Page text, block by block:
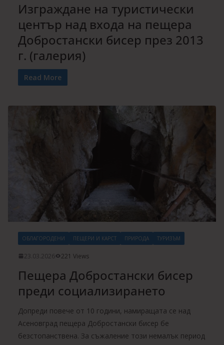
Изграждане на туристически
център над входа на пещера
Добростански бисер през 2013
г. (галерия)
Read More
ОБЛАГОРОДЕНИ ПЕЩЕРИ И КАРСТ ПРИРОДА ТУРИЗЪМ
23.03.2026 221 Views
Пещера Добростански бисер
преди социализирането
Допреди повече от 10 години, намиращата се над
Асеновград пещера Добростански бисер бе
безстопанствена. За съжаление този немалък период